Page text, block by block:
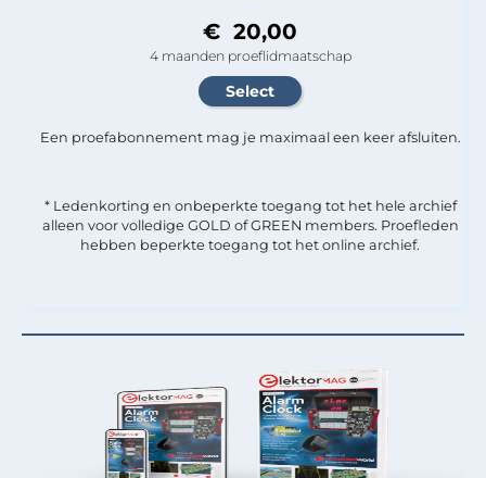
€ 20,00
4 maanden proeflidmaatschap
Een proefabonnement mag je maximaal een keer afsluiten.
* Ledenkorting en onbeperkte toegang tot het hele archief
alleen voor volledige GOLD of GREEN members. Proefleden
hebben beperkte toegang tot het online archief.